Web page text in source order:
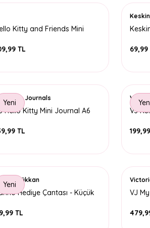
Kitty and Friends Mini
TL
69,99
Yeni
Journals
Hello Kitty Mini Journal A6
TL
VJ
Yeni
Dükkan
Hediye Çantası - Küçük
TL
VJ